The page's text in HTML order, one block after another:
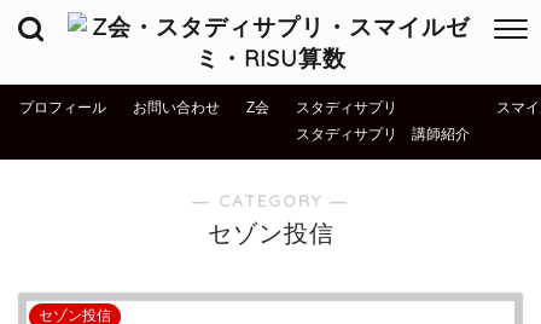
プロフィール お問い合わせ Z会
スタディサプリ
スタディサプリ 講師紹介
スマ
― CATEGORY ―
セゾン投信
セゾン投信